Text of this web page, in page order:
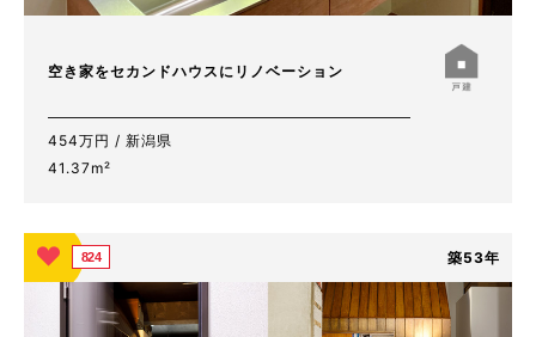
空き家をセカンドハウスにリノベーション
454万円 / 新潟県
41.37m²
824 築53年